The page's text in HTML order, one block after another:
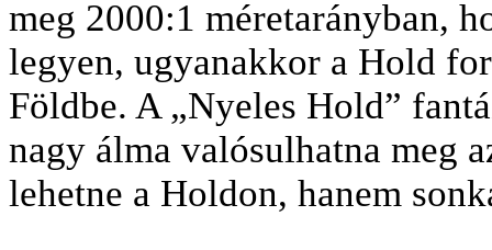
meg 2000:1 méretarányban,
legyen, ugyanakkor a Hold
Földbe. A „Nyeles Hold”
nagy álma valósulhatna meg
lehetne a Holdon, hanem